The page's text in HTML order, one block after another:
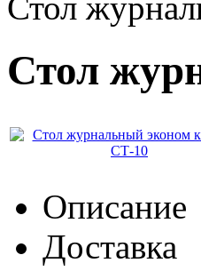
Стол
Описание
Доставка